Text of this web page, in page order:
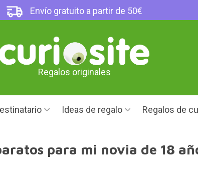
Envío gratuito a partir de 50€
Regalos originales
Ideas de regalo Regalos de
para mi novia de 18